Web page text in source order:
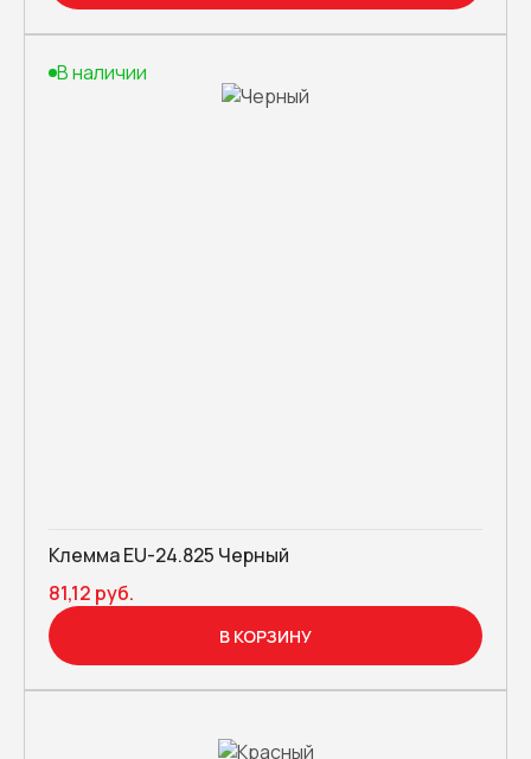
Клемма EU-24.825 Черный
81,12 руб.
В КОРЗИНУ
В наличии